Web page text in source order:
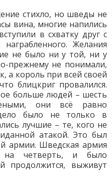
стихло, но шведы не
вина, многие напились
в схватку друг с
Желания
не было ни у той, ни у
прежнему не понимали,
а король при всей своей
блицкриг провалился.
больше людей – шесть
они всё равно
было не только в
лучшие – те, кого не
атакой. Это был
армии. Шведская армия
на четверть, и было
продолжится, выживут